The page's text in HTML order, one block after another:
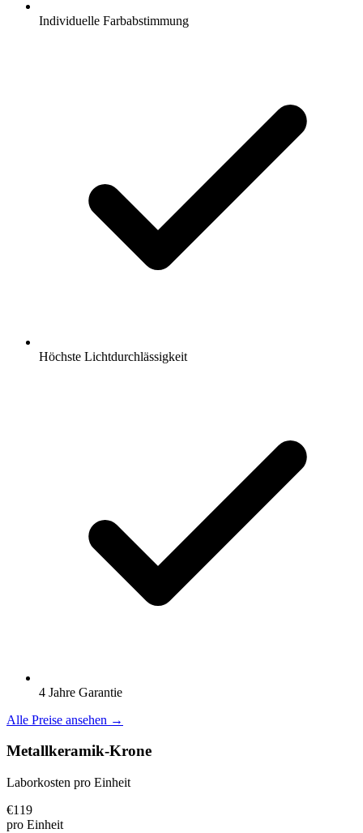
Individuelle Farbabstimmung
Höchste Lichtdurchlässigkeit
4 Jahre Garantie
Alle Preise ansehen →
Metallkeramik-Krone
Laborkosten pro Einheit
€119
pro Einheit